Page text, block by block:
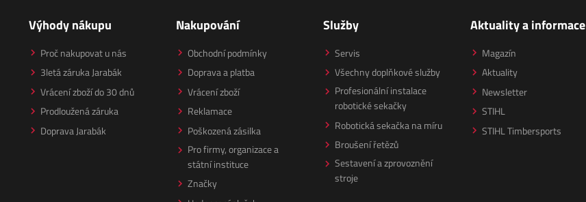
Výhody nákupu
Proč nakupovat u nás
3letá záruka Jarabák
Vrácení zboží do 30 dnů
Prodloužená záruka
Doprava Jarabák
Nakupování
Obchodní podmínky
Doprava a platba
Vrácení zboží
Reklamace
Poškozená zásilka
Pro firmy, organizace a
státní instituce
Značky
Služby
Servis
Všechny doplňkové služby
Profesionální instalace
robotické sekačky
Robotická sekačka na míru
Broušení řetězů
Sestavení a zprovoznění
stroje
Aktuality a informace
Magazín
Aktuality
Newsletter
STIHL
STIHL Timbersports